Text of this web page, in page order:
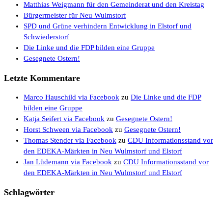
Matthias Weigmann für den Gemeinderat und den Kreistag
Bürgermeister für Neu Wulmstorf
SPD und Grüne verhindern Entwicklung in Elstorf und
Schwiederstorf
Die Linke und die FDP bilden eine Gruppe
Gesegnete Ostern!
Letzte Kommentare
Marco Hauschild via Facebook zu Die Linke und die FDP
bilden eine Gruppe
Katja Seifert via Facebook zu Gesegnete Ostern!
Horst Schween via Facebook zu Gesegnete Ostern!
Thomas Stender via Facebook zu CDU Informationsstand vor
den EDEKA-Märkten in Neu Wulmstorf und Elstorf
Jan Lüdemann via Facebook zu CDU Informationsstand vor
den EDEKA-Märkten in Neu Wulmstorf und Elstorf
Schlagwörter